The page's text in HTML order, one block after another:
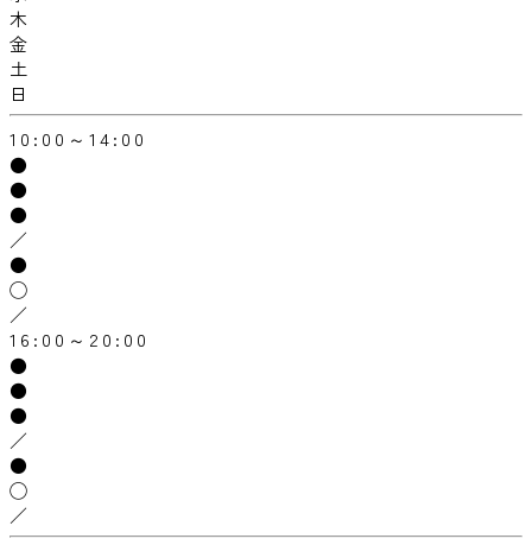
木
金
土
日
10:00～14:00
●
●
●
／
●
◯
／
16:00～20:00
●
●
●
／
●
◯
／